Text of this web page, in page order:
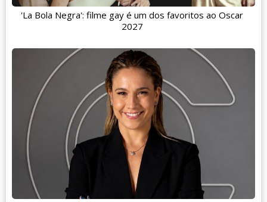
'La Bola Negra': filme gay é um dos favoritos ao Oscar
2027